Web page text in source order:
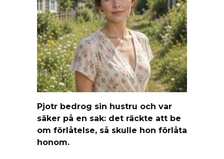
Pjotr bedrog sin hustru och var
säker på en sak: det räckte att be
om förlåtelse, så skulle hon förlåta
honom.